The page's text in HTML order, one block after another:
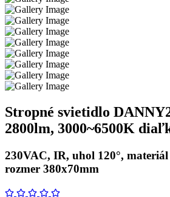
Stropné svietidlo
2800lm, 3000~6500K
230VAC, IR, uhol 120°,
rozmer 380x70mm